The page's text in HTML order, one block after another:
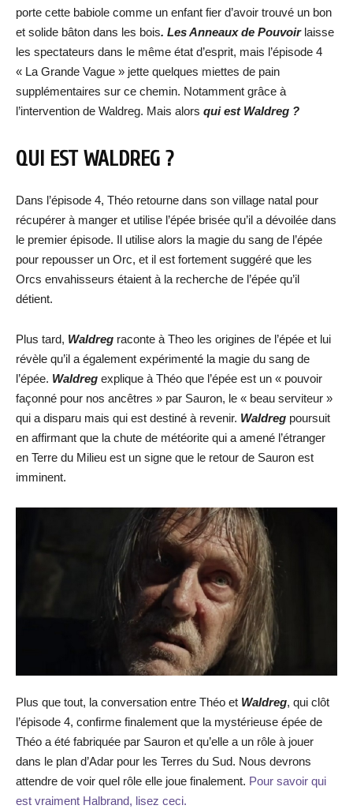
porte cette babiole comme un enfant fier d’avoir trouvé un bon
et solide bâton dans les bois. Les Anneaux de Pouvoirlaisse
les spectateurs dans le même état d’esprit, mais l’épisode 4
« La Grande Vague » jette quelques miettes de pain
supplémentaires sur ce chemin. Notamment grâce à
l’intervention de Waldreg. Mais alors qui est Waldreg ?
QUI EST WALDREG ?
Dans l’épisode 4, Théo retourne dans son village natal pour
récupérer à manger et utilise l’épée brisée qu’il a dévoilée dans
le premier épisode. Il utilise alors la magie du sang de l’épée
pour repousser un Orc, et il est fortement suggéré que les
Orcs envahisseurs étaient à la recherche de l’épée qu’il
détient.
Plus tard, Waldreg raconte à Theo les origines de l’épée et lui
révèle qu’il a également expérimenté la magie du sang de
l’épée. Waldreg explique à Théo que l’épée est un « pouvoir
façonné pour nos ancêtres » par Sauron, le « beau serviteur »
qui a disparu mais qui est destiné à revenir. Waldreg poursuit
en affirmant que la chute de météorite qui a amené l’étranger
en Terre du Milieu est un signe que le retour de Sauron est
imminent.
Plus que tout, la conversation entre Théo et Waldreg, qui clôt
l’épisode 4, confirme finalement que la mystérieuse épée de
Théo a été fabriquée par Sauron et qu’elle a un rôle à jouer
dans le plan d’Adar pour les Terres du Sud. Nous devrons
attendre de voir quel rôle elle joue finalement. Pour savoir qui
est vraiment Halbrand, lisez ceci.